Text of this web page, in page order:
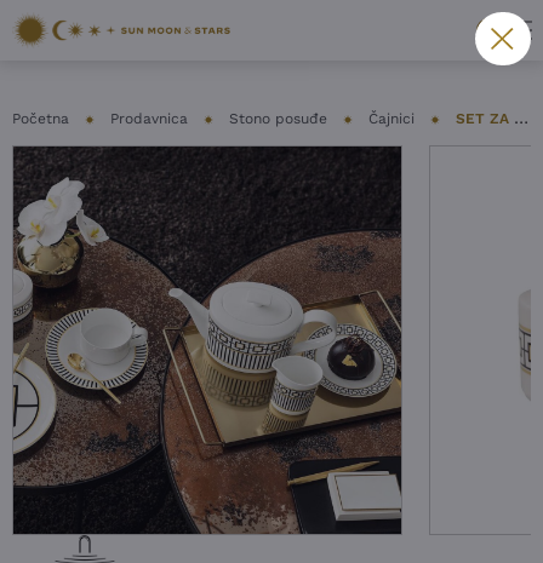
Početna Prodavnica Stono posuđe Čajnici SET ZA ČAJ VILLEROY&BOCH – METROCHIC